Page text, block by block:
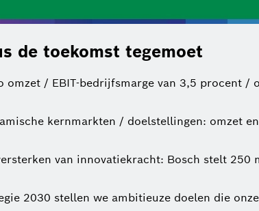
de toekomst tegemoet
/ EBIT-bedrijfsmarge van 3,5 procent /
kernmarkten / doelstellingen: omzet
van innovatiekracht: Bosch stelt
2030 stellen we ambitieuze doelen die